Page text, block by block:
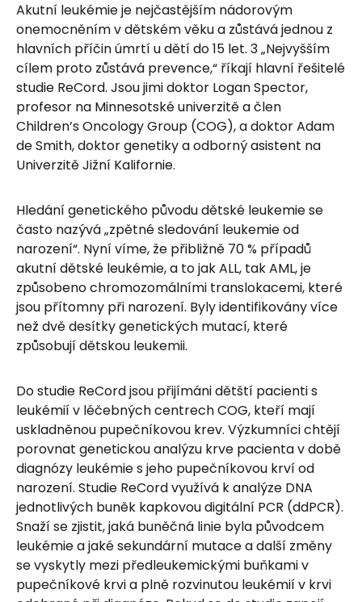
Akutní leukémie je nejčastějším nádorovým
onemocněním v dětském věku a zůstává jednou z
hlavních příčin úmrtí u dětí do 15 let. 3 „Nejvyšším
cílem proto zůstává prevence,“ říkají hlavní řešitelé
studie ReCord. Jsou jimi doktor Logan Spector,
profesor na Minnesotské univerzitě a člen
Children’s Oncology Group (COG), a doktor Adam
de Smith, doktor genetiky a odborný asistent na
Univerzitě Jižní Kalifornie.
Hledání genetického původu dětské leukemie se
často nazývá „zpětné sledování leukemie od
narození“. Nyní víme, že přibližně 70 % případů
akutní dětské leukémie, a to jak ALL, tak AML, je
způsobeno chromozomálními translokacemi, které
jsou přítomny při narození. Byly identifikovány více
než dvě desítky genetických mutací, které
způsobují dětskou leukemii.
Do studie ReCord jsou přijímáni dětští pacienti s
leukémií v léčebných centrech COG, kteří mají
uskladněnou pupečníkovou krev. Výzkumníci chtějí
porovnat genetickou analýzu krve pacienta v době
diagnózy leukémie s jeho pupečníkovou krví od
narození. Studie ReCord využívá k analýze DNA
jednotlivých buněk kapkovou digitální PCR (ddPCR).
Snaží se zjistit, jaká buněčná linie byla původcem
leukémie a jaké sekundární mutace a další změny
se vyskytly mezi předleukemickými buňkami v
pupečníkové krvi a plně rozvinutou leukémií v krvi